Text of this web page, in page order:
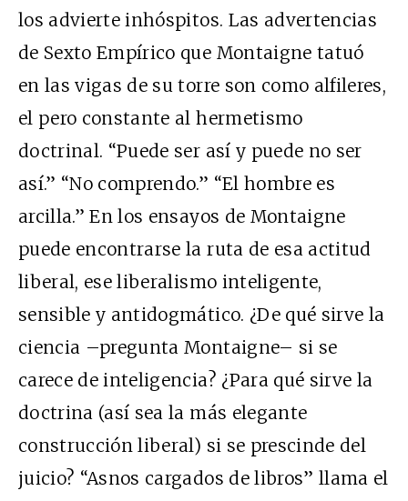
los advierte inhóspitos. Las advertencias
de Sexto Empírico que Montaigne tatuó
en las vigas de su torre son como alfileres,
el pero constante al hermetismo
doctrinal. “Puede ser así y puede no ser
así.” “No comprendo.” “El hombre es
arcilla.” En los ensayos de Montaigne
puede encontrarse la ruta de esa actitud
liberal, ese liberalismo inteligente,
sensible y antidogmático. ¿De qué sirve la
ciencia –pregunta Montaigne– si se
carece de inteligencia? ¿Para qué sirve la
doctrina (así sea la más elegante
construcción liberal) si se prescinde del
juicio? “Asnos cargados de libros” llama el